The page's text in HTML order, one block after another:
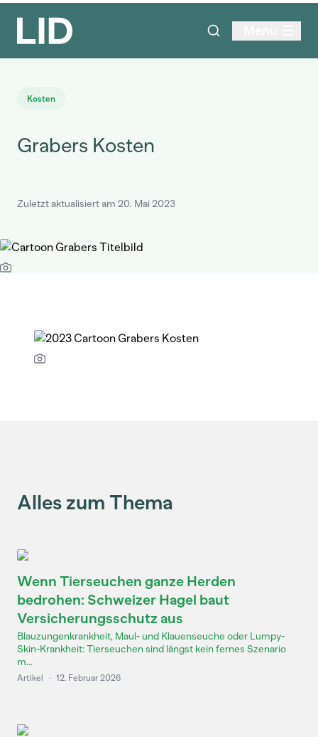
Kosten
Grabers Kosten
Zuletzt aktualisiert am 20. Mai 2023
Alles zum Thema
Wenn Tierseuchen ganze Herden
bedrohen: Schweizer Hagel baut
Versicherungsschutz aus
Blauzungenkrankheit, Maul- und Klauenseuche oder Lumpy-
Skin-Krankheit: Tierseuchen sind längst kein fernes Szenario
m...
Artikel · 12. Februar 2026